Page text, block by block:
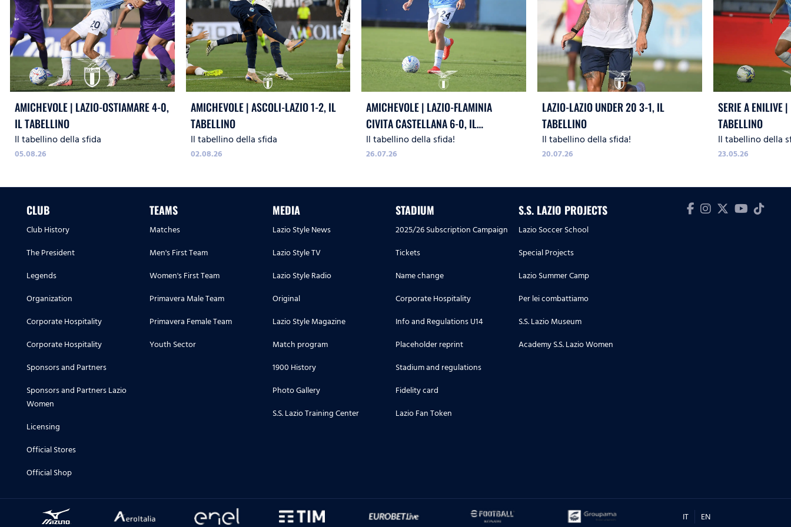
AMICHEVOLE | LAZIO-OSTIAMARE 4-0,
IL TABELLINO
Il tabellino della sfida
05.08.26
AMICHEVOLE | ASCOLI-LAZIO 1-2, IL
TABELLINO
Il tabellino della sfida
02.08.26
AMICHEVOLE | LAZIO-FLAMINIA
CIVITA CASTELLANA 6-0, IL
TABELLINO
Il tabellino della sfida!
26.07.26
LAZIO-LAZIO UNDER 20 3-1, IL
TABELLINO
Il tabellino della sfida!
20.07.26
SERIE A ENILIVE
TABELLINO
Il tabellino della
23.05.26
CLUB
Club History
The President
Legends
Organization
Corporate Hospitality
Corporate Hospitality
Sponsors and Partners
Sponsors and Partners Lazio
Women
Licensing
Official Stores
Official Shop
TEAMS
Matches
Men's First Team
Women's First Team
Primavera Male Team
Primavera Female Team
Youth Sector
MEDIA
Lazio Style News
Lazio Style TV
Lazio Style Radio
Original
Lazio Style Magazine
Match program
1900 History
Photo Gallery
S.S. Lazio Training Center
STADIUM
2025/26 Subscription Campaign
Tickets
Name change
Corporate Hospitality
Info and Regulations U14
Placeholder reprint
Stadium and regulations
Fidelity card
Lazio Fan Token
S.S. LAZIO PROJECTS
Lazio Soccer School
Special Projects
Lazio Summer Camp
Per lei combattiamo
S.S. Lazio Museum
Academy S.S. Lazio Women
IT EN